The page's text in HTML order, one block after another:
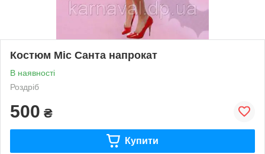
Костюм Міс Санта напрокат
В наявності
Роздріб
500 ₴
Купити